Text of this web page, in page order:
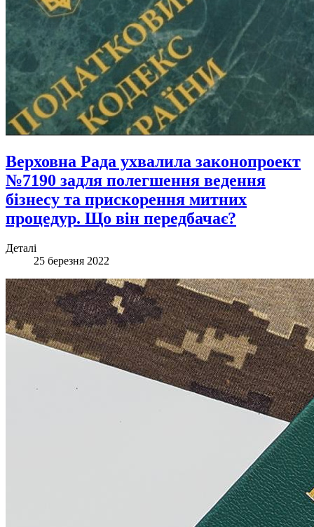
Верховна Рада ухвалила законопроект
№7190 задля полегшення ведення
бізнесу та прискорення митних
процедур. Що він передбачає?
Деталі
25 березня 2022